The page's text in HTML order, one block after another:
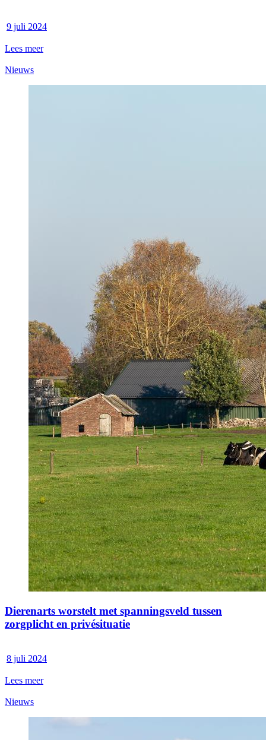
9 juli 2024
Lees meer
Nieuws
Dierenarts worstelt met spanningsveld tussen
zorgplicht en privésituatie
8 juli 2024
Lees meer
Nieuws